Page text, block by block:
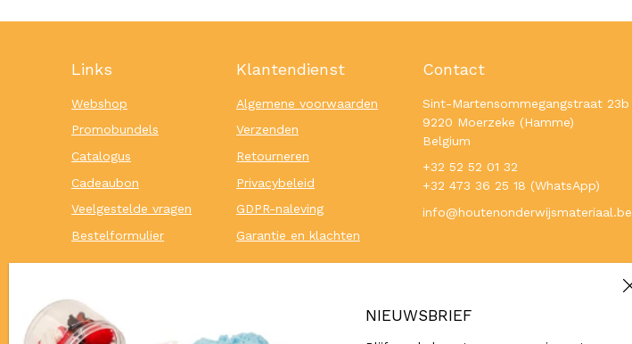
Links
Webshop
Promobundels
Catalogus
Cadeaubon
Veelgestelde vragen
Bestelformulier
Klantendienst
Algemene voorwaarden
Verzenden
Retourneren
Privacybeleid
GDPR-naleving
Garantie en klachten
Contact
Sint-Martensommegangstraat 23b
9220 Moerzeke (Hamme)
Belgium
+32 52 52 01 32
+32 473 36 25 18 (WhatsApp)
info@houtenonderwijsmateriaal.be
NIEUWSBRIEF